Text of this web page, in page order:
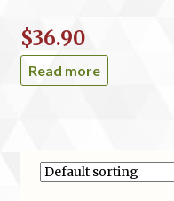
$36.90
Read more